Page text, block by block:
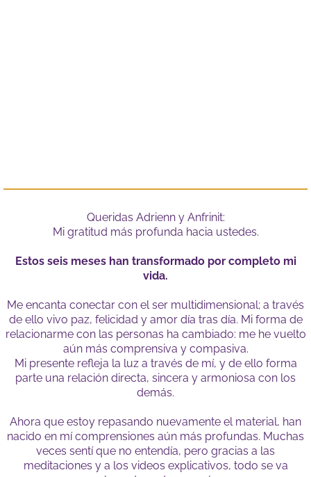
Queridas Adrienn y Anfrinit:
Mi gratitud más profunda hacia ustedes.
Estos seis meses han transformado por completo mi
vida.
Me encanta conectar con el ser multidimensional; a través
de ello vivo paz, felicidad y amor día tras día. Mi forma de
relacionarme con las personas ha cambiado: me he vuelto
aún más comprensiva y compasiva.
Mi presente refleja la luz a través de mí, y de ello forma
parte una relación directa, sincera y armoniosa con los
demás.
Ahora que estoy repasando nuevamente el material, han
nacido en mí comprensiones aún más profundas. Muchas
veces sentí que no entendía, pero gracias a las
meditaciones y a los videos explicativos, todo se va